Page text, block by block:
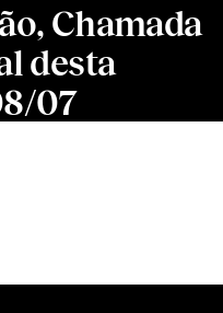
Chamada
desta
07